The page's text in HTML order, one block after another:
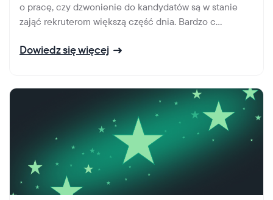
o pracę, czy dzwonienie do kandydatów są w stanie
zająć rekruterom większą część dnia. Bardzo c...
Dowiedz się więcej